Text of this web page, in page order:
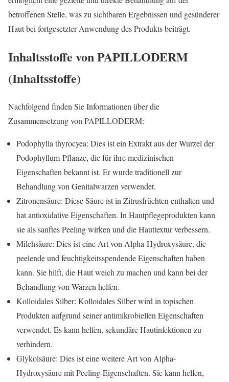
betroffenen Stelle, was zu sichtbaren Ergebnissen und gesünderer
Haut bei fortgesetzter Anwendung des Produkts beiträgt.
Inhaltsstoffe von PAPILLODERM
(Inhaltsstoffe)
Nachfolgend finden Sie Informationen über die
Zusammensetzung von PAPILLODERM:
Podophylla thyrocyea: Dies ist ein Extrakt aus der Wurzel der
Podophyllum-Pflanze, die für ihre medizinischen
Eigenschaften bekannt ist. Er wurde traditionell zur
Behandlung von Genitalwarzen verwendet.
Zitronensäure: Diese Säure ist in Zitrusfrüchten enthalten und
hat antioxidative Eigenschaften. In Hautpflegeprodukten kann
sie als sanftes Peeling wirken und die Hauttextur verbessern.
Milchsäure: Dies ist eine Art von Alpha-Hydroxysäure, die
peelende und feuchtigkeitsspendende Eigenschaften haben
kann. Sie hilft, die Haut weich zu machen und kann bei der
Behandlung von Warzen helfen.
Kolloidales Silber: Kolloidales Silber wird in topischen
Produkten aufgrund seiner antimikrobiellen Eigenschaften
verwendet. Es kann helfen, sekundäre Hautinfektionen zu
verhindern.
Glykolsäure: Dies ist eine weitere Art von Alpha-
Hydroxysäure mit Peeling-Eigenschaften. Sie kann helfen,